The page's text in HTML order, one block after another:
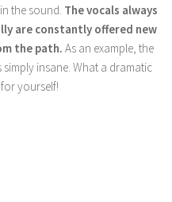
the sound. The vocals always
are constantly offered new
the path. As an example, the
insane. What a dramatic
yourself!